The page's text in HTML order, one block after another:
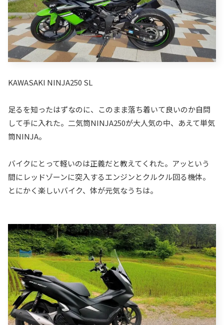
KAWASAKI NINJA250 SL
足るを知ったはずなのに、このまま落ち着いて良いのか自問
して手に入れた。二気筒NINJA250が大人気の中、あえて単気
筒NINJA。
バイクにとって軽いのは正義だと教えてくれた。アッという
間にレッドゾーンに突入するエンジンとクルクル回る機体。
とにかく楽しいバイク、体が元気なうちは。